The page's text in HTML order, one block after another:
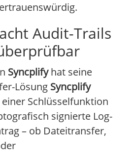
Audit-Trails
Syncplifyhat seine
Lösung Syncplify
Schlüsselfunktion
signierte Log-
– ob Dateitransfer,